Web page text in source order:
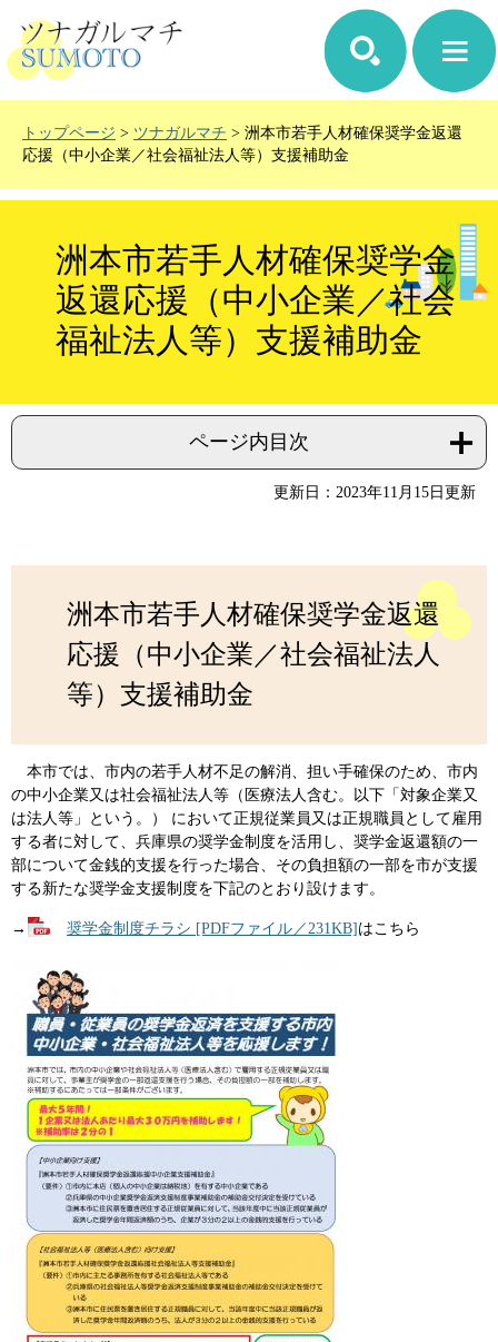
ジ
の
先
ュ
ー
を
て
トップページ > ツナガルマチ > 洲本市若手人材確保奨学金返還
応援（中小企業／社会福祉法人等）支援補助金
洲本市若手人材確保奨学金
返還応援（中小企業／社会
福祉法人等）支援補助金
ページ内目次
更新日：2023年11月15日更新
洲本市若手人材確保奨学金返還
応援（中小企業／社会福祉法人
等）支援補助金
本市では、市内の若手人材不足の解消、担い手確保のため、市内
の中小企業又は社会福祉法人等（医療法人含む。以下「対象企業又
は法人等」という。） において正規従業員又は正規職員として雇用
する者に対して、兵庫県の奨学金制度を活用し、奨学金返還額の一
部について金銭的支援を行った場合、その負担額の一部を市が支援
する新たな奨学金支援制度を下記のとおり設けます。
→ 奨学金制度チラシ [PDFファイル／231KB] はこちら